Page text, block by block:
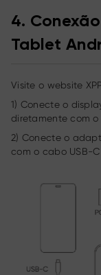
4.
Tablet
Visite o website
1) Conecte o
diretamente com o
2) Conecte o
com o cabo USB-C